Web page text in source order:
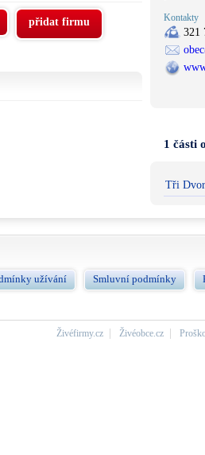
přidat firmu Kontakty
321
1 části
Tři
užívání Smluvní podmínky
Živéfirmy.cz Živéobce.cz